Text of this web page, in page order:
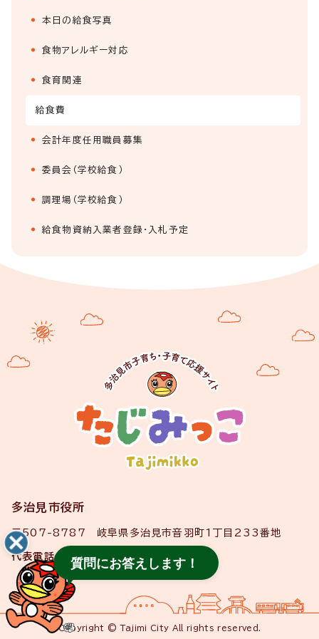
本日の給食写真
食物アレルギー対応
食育関連
給食費
会計年度任用職員募集
委員会（学校給食）
調理場（学校給食）
給食物資納入業者登録・入札予定
多治見市役所
〒507-8787 岐阜県多治見市音羽町1丁目233番地
代表電話 0572-22-1111
Copyright © Tajimi City All rights reserved.
質問にお答えします！